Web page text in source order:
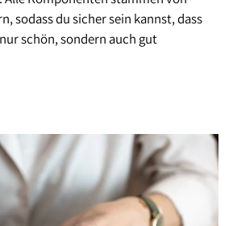
sodass du sicher sein kannst, dass
schön, sondern auch gut